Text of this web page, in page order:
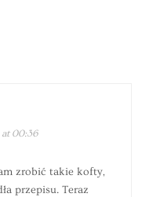
at 00:36
zrobić takie kofty,
przepisu. Teraz